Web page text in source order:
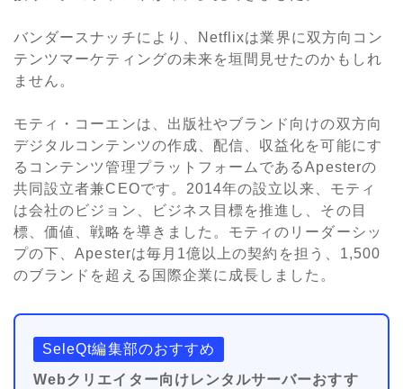
バンダースナッチにより、Netflixは業界に双方向コン
テンツマーケティングの未来を垣間見せたのかもしれ
ません。
モティ・コーエンは、出版社やブランド向けの双方向
デジタルコンテンツの作成、配信、収益化を可能にす
るコンテンツ管理プラットフォームであるApesterの
共同設立者兼CEOです。2014年の設立以来、モティ
は会社のビジョン、ビジネス目標を推進し、その目
標、価値、戦略を導きました。モティのリーダーシッ
プの下、Apesterは毎月1億以上の契約を担う、1,500
のブランドを超える国際企業に成長しました。
SeleQt編集部のおすすめ
Webクリエイター向けレンタルサーバーおすす